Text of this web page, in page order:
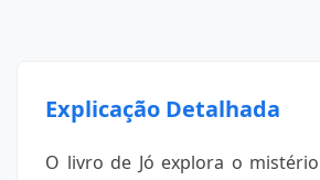
Explicação Detalhada
O livro de Jó explora o